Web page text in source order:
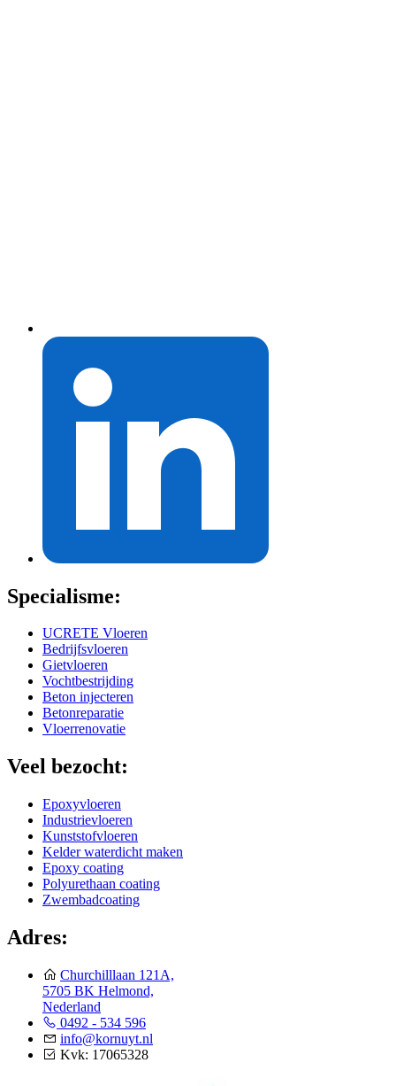
Specialisme:
UCRETE Vloeren
Bedrijfsvloeren
Gietvloeren
Vochtbestrijding
Beton injecteren
Betonreparatie
Vloerrenovatie
Veel bezocht:
Epoxyvloeren
Industrievloeren
Kunststofvloeren
Kelder waterdicht maken
Epoxy coating
Polyurethaan coating
Zwembadcoating
Adres:
Churchilllaan 121A,
5705 BK Helmond,
Nederland
0492 - 534 596
info@kornuyt.nl
Kvk: 17065328